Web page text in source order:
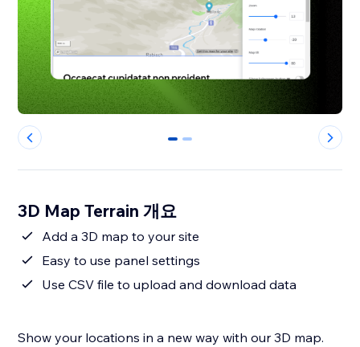
0 1
3D Map Terrain 개요
Add a 3D map to your site
Easy to use panel settings
Use CSV file to upload and download data
Show your locations in a new way with our 3D map.